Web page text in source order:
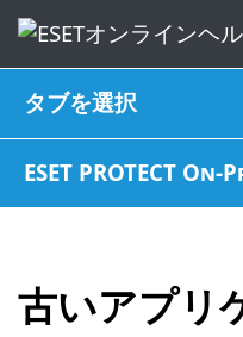
タブを選択
ESET PROTECT On-
古いアプリ